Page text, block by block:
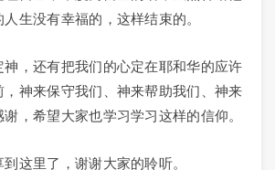
生没有幸福的，这样结束的。
神，还有把我们的心定在耶和华的应许
神来保守我们、神来帮助我们、神来
，希望大家也学习学习这样的信仰。
这里了，谢谢大家的聆听。